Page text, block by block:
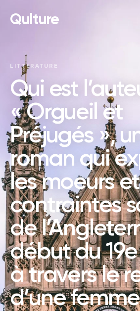
Qulture
LITTÉRATURE
Qui est
« Orgueil et
Préjugés »,
roman qui
les moeurs
contraintes
de
début du
à travers le
d’une